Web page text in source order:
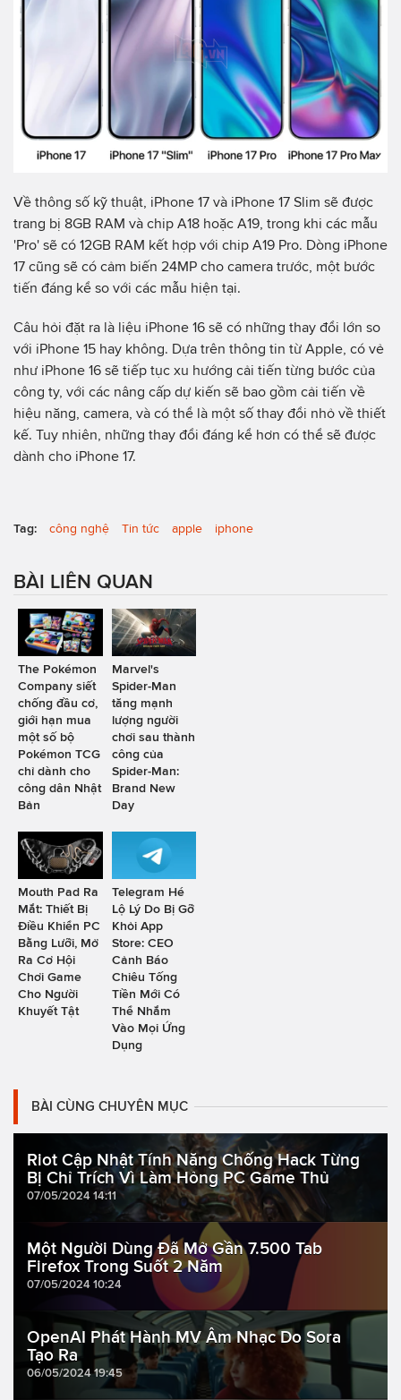
Về thông số kỹ thuật, iPhone 17 và iPhone 17 Slim sẽ được
trang bị 8GB RAM và chip A18 hoặc A19, trong khi các mẫu
'Pro' sẽ có 12GB RAM kết hợp với chip A19 Pro. Dòng iPhone
17 cũng sẽ có cảm biến 24MP cho camera trước, một bước
tiến đáng kể so với các mẫu hiện tại.
Câu hỏi đặt ra là liệu iPhone 16 sẽ có những thay đổi lớn so
với iPhone 15 hay không. Dựa trên thông tin từ Apple, có vẻ
như iPhone 16 sẽ tiếp tục xu hướng cải tiến từng bước của
công ty, với các nâng cấp dự kiến sẽ bao gồm cải tiến về
hiệu năng, camera, và có thể là một số thay đổi nhỏ về thiết
kế. Tuy nhiên, những thay đổi đáng kể hơn có thể sẽ được
dành cho iPhone 17.
Tag: công nghệ Tin tức apple iphone
BÀI LIÊN QUAN
The Pokémon
Company siết
chống đầu cơ,
giới hạn mua
một số bộ
Pokémon TCG
chỉ dành cho
công dân Nhật
Bản
Marvel's
Spider-Man
tăng mạnh
lượng người
chơi sau thành
công của
Spider-Man:
Brand New
Day
Mouth Pad Ra
Mắt: Thiết Bị
Điều Khiển PC
Bằng Lưỡi, Mở
Ra Cơ Hội
Chơi Game
Cho Người
Khuyết Tật
Telegram Hé
Lộ Lý Do Bị Gỡ
Khỏi App
Store: CEO
Cảnh Báo
Chiêu Tống
Tiền Mới Có
Thể Nhắm
Vào Mọi Ứng
Dụng
BÀI CÙNG CHUYÊN MỤC
Riot Cập Nhật Tính Năng Chống Hack Từng
Bị Chỉ Trích Vì Làm Hỏng PC Game Thủ
07/05/2024 14:11
Một Người Dùng Đã Mở Gần 7.500 Tab
Firefox Trong Suốt 2 Năm
07/05/2024 10:24
OpenAI Phát Hành MV Âm Nhạc Do Sora
Tạo Ra
06/05/2024 19:45